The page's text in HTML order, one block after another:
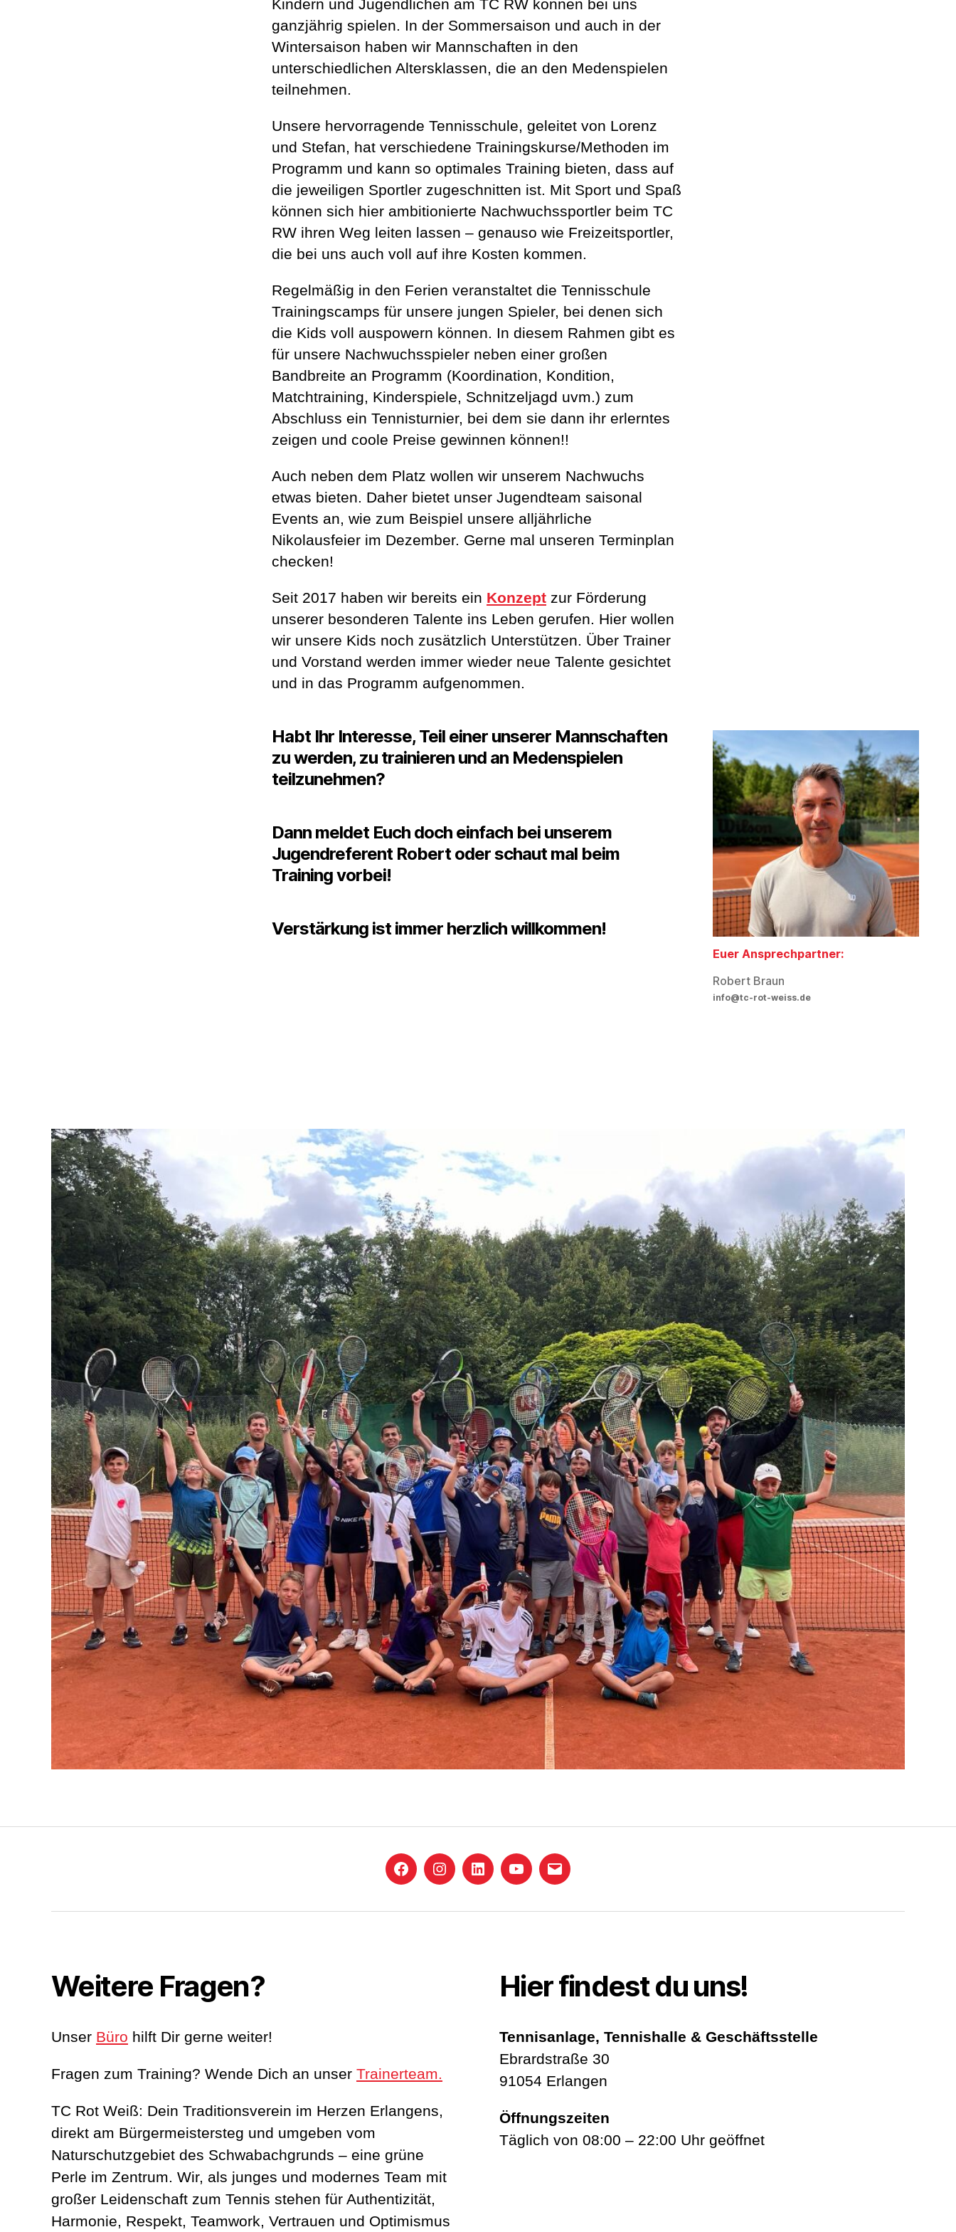
Kindern und Jugendlichen am TC RW können bei uns
ganzjährig spielen. In der Sommersaison und auch in der
Wintersaison haben wir Mannschaften in den
unterschiedlichen Altersklassen, die an den Medenspielen
teilnehmen.
Unsere hervorragende Tennisschule, geleitet von Lorenz
und Stefan, hat verschiedene Trainingskurse/Methoden im
Programm und kann so optimales Training bieten, dass auf
die jeweiligen Sportler zugeschnitten ist. Mit Sport und Spaß
können sich hier ambitionierte Nachwuchssportler beim TC
RW ihren Weg leiten lassen – genauso wie Freizeitsportler,
die bei uns auch voll auf ihre Kosten kommen.
Regelmäßig in den Ferien veranstaltet die Tennisschule
Trainingscamps für unsere jungen Spieler, bei denen sich
die Kids voll auspowern können. In diesem Rahmen gibt es
für unsere Nachwuchsspieler neben einer großen
Bandbreite an Programm (Koordination, Kondition,
Matchtraining, Kinderspiele, Schnitzeljagd uvm.) zum
Abschluss ein Tennisturnier, bei dem sie dann ihr erlerntes
zeigen und coole Preise gewinnen können!!
Auch neben dem Platz wollen wir unserem Nachwuchs
etwas bieten. Daher bietet unser Jugendteam saisonal
Events an, wie zum Beispiel unsere alljährliche
Nikolausfeier im Dezember. Gerne mal unseren Terminplan
checken!
Seit 2017 haben wir bereits ein Konzept zur Förderung
unserer besonderen Talente ins Leben gerufen. Hier wollen
wir unsere Kids noch zusätzlich Unterstützen. Über Trainer
und Vorstand werden immer wieder neue Talente gesichtet
und in das Programm aufgenommen.
Euer Ansprechpartner:
Robert Braun
info@tc-rot-weiss.de
Habt Ihr Interesse, Teil einer unserer Mannschaften
zu werden, zu trainieren und an Medenspielen
teilzunehmen?
Dann meldet Euch doch einfach bei unserem
Jugendreferent Robert oder schaut mal beim
Training vorbei!
Verstärkung ist immer herzlich willkommen!
FacebookInstagramLinkedInYouTube
E-
Weitere Fragen?
Unser Büro hilft Dir gerne weiter!
Fragen zum Training? Wende Dich an unser Trainerteam.
TC Rot Weiß: Dein Traditionsverein im Herzen Erlangens,
direkt am Bürgermeistersteg und umgeben vom
Naturschutzgebiet des Schwabachgrunds – eine grüne
Perle im Zentrum. Wir, als junges und modernes Team mit
großer Leidenschaft zum Tennis stehen für Authentizität,
Harmonie, Respekt, Teamwork, Vertrauen und Optimismus
Hier findest du uns!
Tennisanlage, Tennishalle & Geschäftsstelle
Ebrardstraße 30
91054 Erlangen
Öffnungszeiten
Täglich von 08:00 – 22:00 Uhr geöffnet